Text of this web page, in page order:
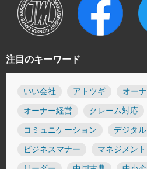
注目のキーワード
いい会社 アトツギ オー
オーナー経営 クレーム対応
コミュニケーション デジタル
ビジネスマナー マネジメント